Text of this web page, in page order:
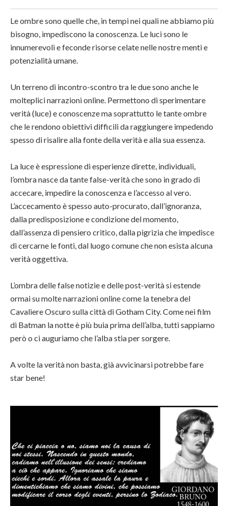
Le ombre sono quelle che, in tempi nei quali ne abbiamo più
bisogno, impediscono laconoscenza . Le luci sono le
innumerevoli e feconde risorse celate nelle nostre menti e
potenzialità umane.
Un terreno di incontro-scontro tra le due sono anche le
molteplici narrazioni online. Permettono di sperimentare
verità (luce) e conoscenze ma soprattutto le tante ombre
che le rendono obiettivi difficili da raggiungere impedendo
spesso di risalire alla fonte della verità e alla sua essenza.
La luce è espressione di esperienze dirette, individuali,
l’ombra nasce da tante false-verità che sono in grado di
accecare, impedire la conoscenza e l’accesso al vero.
L’accecamento è spesso auto-procurato, dall’ignoranza,
dalla predisposizione e condizione del momento,
dall’assenza dipensiero critico , dalla pigrizia che impedisce
di cercarne le fonti, dal luogo comune che non esista alcuna
verità oggettiva.
L’ombra delle false notizie e delle post-verità si estende
ormai su molte narrazioni online come la tenebra del
Cavaliere Oscuro sulla città di Gotham City. Come nei film
di Batman la notte è più buia prima dell’alba, tutti sappiamo
però o ci auguriamo che l’alba stia per sorgere.
A volte la verità non basta, già avvicinarsi potrebbe fare
star bene!